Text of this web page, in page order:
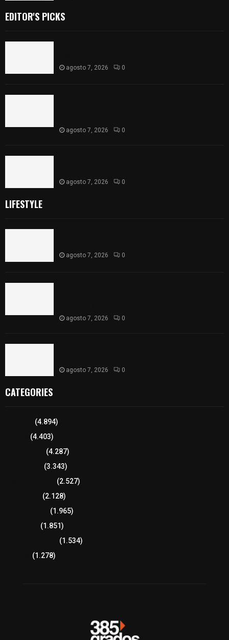
EDITOR'S PICKS
agosto 7, 2026 0
agosto 7, 2026 0
agosto 7, 2026 0
LIFESTYLE
agosto 7, 2026 0
agosto 7, 2026 0
agosto 7, 2026 0
CATEGORIES
(4.894)
(4.403)
(4.287)
(3.343)
(2.527)
(2.128)
(1.965)
(1.851)
(1.534)
(1.278)